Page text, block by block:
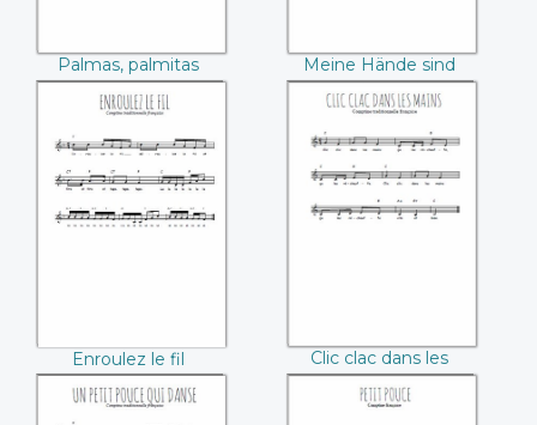
Palmas, palmitas
Meine Hände sind
verschwunden
Enroulez le fil
Enroulez le fil
Clic clac dans les
mains
Clic clac dans les
mains